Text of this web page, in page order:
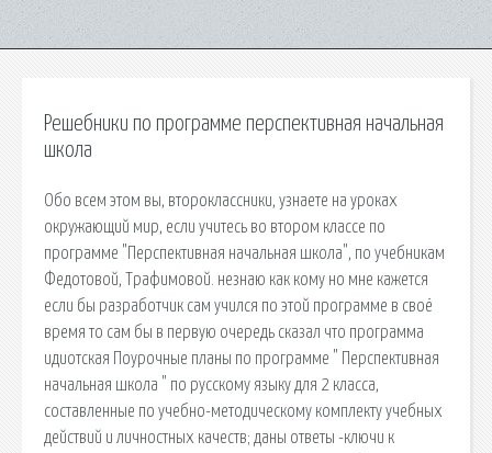
Решебники по программе перспективная начальная
школа
Обо всем этом вы, второклассники, узнаете на уроках
окружающий мир, если учитесь во втором классе по
программе "Перспективная начальная школа", по учебникам
Федотовой, Трафимовой. незнаю как кому но мне кажется
если бы разработчик сам учился по этой программе в своё
время то сам бы в первую очередь сказал что программа
идиотская Поурочные планы по программе " Перспективная
начальная школа " по русскому языку для 2 класса,
составленные по учебно-методическому комплекту учебных
действий и личностных качеств; даны ответы -ключи к